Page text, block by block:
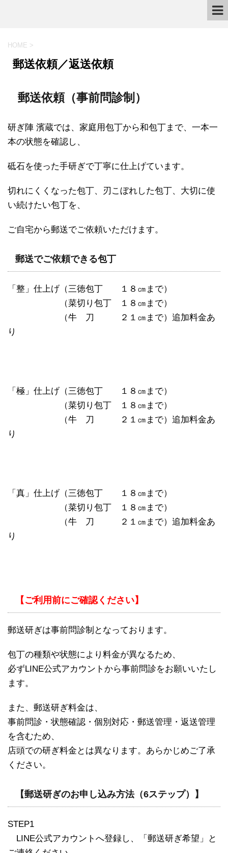
HOME >
郵送依頼／返送依頼
郵送依頼（事前問診制）
研ぎ陣 濱蔵では、家庭用包丁から和包丁まで、一本一
本の状態を確認し、
砥石を使った手研ぎで丁寧に仕上げています。
切れにくくなった包丁、刃こぼれした包丁、大切に使
い続けたい包丁を、
ご自宅から郵送でご依頼いただけます。
郵送でご依頼できる包丁
「整」仕上げ（三徳包丁 １８㎝まで）
（菜切り包丁 １８㎝まで）
（牛 刀 ２１㎝まで）追加料金あ
り
「極」仕上げ（三徳包丁 １８㎝まで）
（菜切り包丁 １８㎝まで）
（牛 刀 ２１㎝まで）追加料金あ
り
「真」仕上げ（三徳包丁 １８㎝まで）
（菜切り包丁 １８㎝まで）
（牛 刀 ２１㎝まで）追加料金あ
り
【ご利用前にご確認ください】
郵送研ぎは事前問診制となっております。
包丁の種類や状態により料金が異なるため、
必ずLINE公式アカウントから事前問診をお願いいたし
ます。
また、郵送研ぎ料金は、
事前問診・状態確認・個別対応・郵送管理・返送管理
を含むため、
店頭での研ぎ料金とは異なります。あらかじめご了承
ください。
【郵送研ぎのお申し込み方法（6ステップ）】
STEP1
LINE公式アカウントへ登録し、「郵送研ぎ希望」と